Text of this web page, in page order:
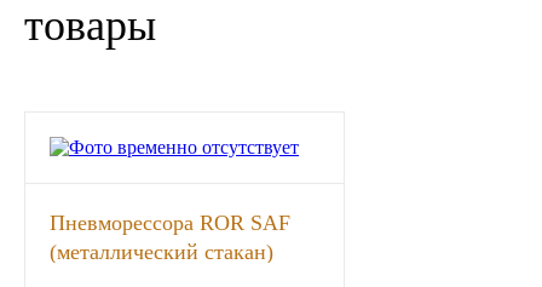
North Sea Lubricants
АПП
ЕПК
товары
Пневморессора ROR SAF
(металлический стакан)